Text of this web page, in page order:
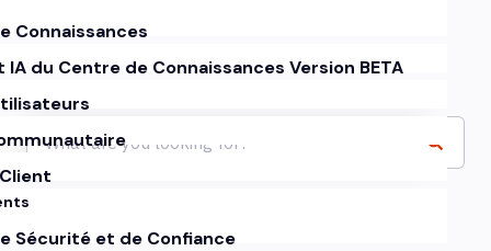
Connaissances
du Centre de Connaissances Version BETA
Sécurité et de Confiance